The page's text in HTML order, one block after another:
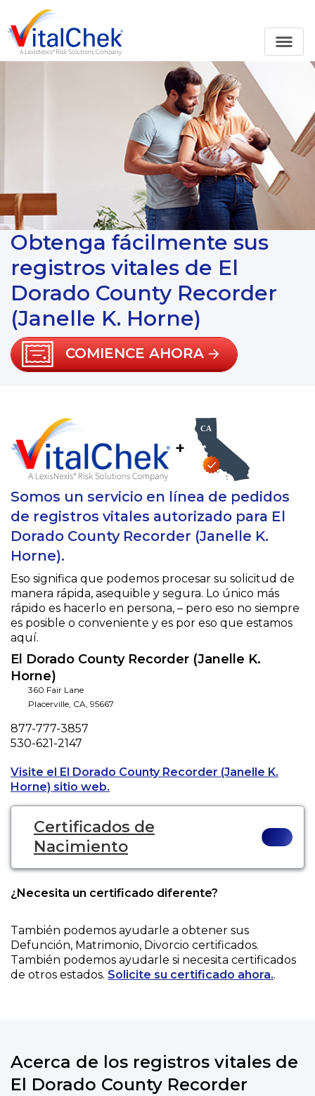
Obtenga fácilmente sus
registros vitales de El
Dorado County Recorder
(Janelle K. Horne)
COMIENCE AHORA
+
Somos un servicio en línea de pedidos
de registros vitales autorizado para El
Dorado County Recorder (Janelle K.
Horne).
Eso significa que podemos procesar su solicitud de
manera rápida, asequible y segura. Lo único más
rápido es hacerlo en persona, – pero eso no siempre
es posible o conveniente y es por eso que estamos
aquí.
El Dorado County Recorder (Janelle K.
Horne)
360 Fair Lane
Placerville, CA, 95667
Phone
877-777-3857
Fax
530-621-2147
Visite el El Dorado County Recorder (Janelle K.
Horne) sitio web.
Certificados de
Nacimiento
¿Necesita un certificado diferente?
También podemos ayudarle a obtener sus
Defunción, Matrimonio, Divorcio certificados.
También podemos ayudarle si necesita certificados
de otros estados. Solicite su certificado ahora..
Acerca de los registros vitales de
El Dorado County Recorder